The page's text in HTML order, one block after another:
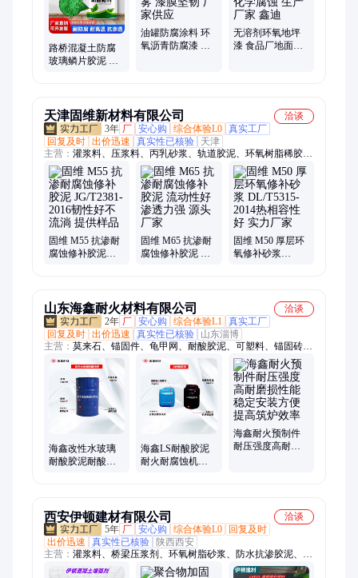
路桥混凝土防腐
玻璃鳞片胶泥 隧
油罐防腐涂料 环
氧沥青防腐漆 耐
无溶剂环氧地坪
漆 食品厂地面用
天津固维新材料有限公司
洽谈
3年 厂 安心购 综合体验L0 真实工厂
回复及时 出价迅速 真实性已核验
天津
主营： 灌浆料、压浆料、丙乳砂浆、轨道胶泥、环氧树脂稀胶
泥、聚合物改性水泥砂浆、加固修补砂浆、道路修补料、自流平
砂浆、混凝土色差修复剂、环氧腻子、高延性混凝土、粘钢胶、
道钉锚固剂、高强耐磨料、环氧修补砂浆、自流平、环氧界面
剂、自流平水泥、水泥自流平、混凝土界面剂
固维 M55 抗渗耐
腐蚀修补胶泥
固维 M65 抗渗耐
腐蚀修补胶泥 流
固维 M50 厚层环
氧修补砂浆
山东海鑫耐火材料有限公司
洽谈
2年 厂 安心购 综合体验L1 真实工厂
回复及时 出价迅速 真实性已核验
山东淄博
主营： 莫来石、锚固件、龟甲网、耐酸胶泥、可塑料、锚固砖、
浇注料、耐酸砖、耐火粘土、碳化硅砖、防火涂料、节能涂料、
保温材料、抹面材料、耐火材料、隔热保温砖、高铝耐磨砖、纤
维贴面块、陶瓷纤维板、陶瓷纤维纸、纳米绝热板、黏土保温
砖、耐火捣打料
海鑫改性水玻璃
耐酸胶泥耐酸耐
海鑫LS耐酸胶泥
耐火耐腐蚀机械
海鑫耐火预制件
耐压强度高耐磨
西安伊顿建材有限公司
洽谈
5年 厂 安心购 综合体验L0
回复及时
出价迅速
真实性已核验
陕西西安
主营： 灌浆料、桥梁压浆剂、环氧树脂砂浆、防水抗渗胶泥、自
流平水泥、加固修补砂浆、支座灌浆料、高延性混凝土、水泥路